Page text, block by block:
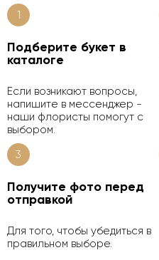
1
Подберите букет в
каталоге
Если возникают вопросы,
напишите в мессенджер -
наши флористы помогут с
выбором.
3
Получите фото перед
отправкой
Для того, чтобы убедиться в
правильном выборе.